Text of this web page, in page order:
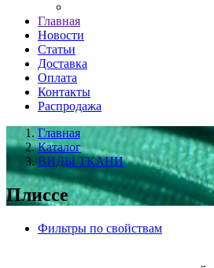
Главная
Новости
Статьи
Доставка
Оплата
Контакты
Распродажа
Главная
Каталог
ВИДЫ ТКАНИ
Плиссе
Фильтры по свойствам